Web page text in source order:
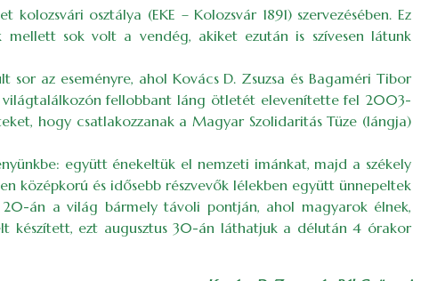
osztálya (EKE – Kolozsvár 1891) szervezésében. Ez
mellett sok volt a vendég, akiket ezután is szívesen látunk
az eseményre, ahol Kovács D. Zsuzsa és Bagaméri Tibor
világtalálkozón fellobbant láng ötletét elevenítette fel 2003-
hogy csatlakozzanak a Magyar Szolidaritás Tüze (lángja)
együtt énekeltük el nemzeti imánkat, majd a székely
középkorú és idősebb részvevők lélekben együtt ünnepeltek
20-án a világ bármely távoli pontján, ahol magyarok élnek,
készített, ezt augusztus 30-án láthatjuk a délután 4 órakor